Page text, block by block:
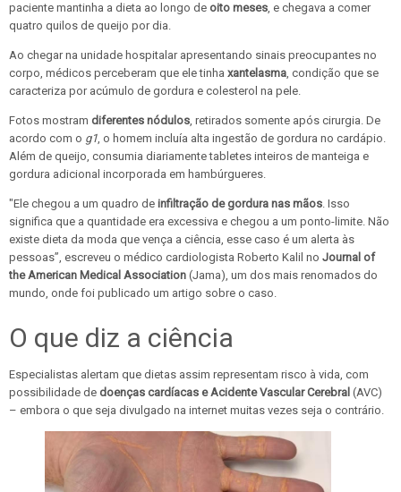
paciente mantinha a dieta ao longo de oito meses , e chegava a comer
quatro quilos de queijo por dia.
Ao chegar na unidade hospitalar apresentando sinais preocupantes no
corpo, médicos perceberam que ele tinha xantelasma , condição que se
caracteriza por acúmulo de gordura e colesterol na pele.
Fotos mostram diferentes nódulos , retirados somente após cirurgia. De
acordo com o g1 , o homem incluía alta ingestão de gordura no cardápio.
Além de queijo, consumia diariamente tabletes inteiros de manteiga e
gordura adicional incorporada em hambúrgueres.
"Ele chegou a um quadro de infiltração de gordura nas mãos . Isso
significa que a quantidade era excessiva e chegou a um ponto-limite. Não
existe dieta da moda que vença a ciência, esse caso é um alerta às
pessoas”, escreveu o médico cardiologista Roberto Kalil no Journal of
the American Medical Association (Jama), um dos mais renomados do
mundo, onde foi publicado um artigo sobre o caso.
O que diz a ciência
Especialistas alertam que dietas assim representam risco à vida, com
possibilidade de doenças cardíacas e Acidente Vascular Cerebral (AVC)
– embora o que seja divulgado na internet muitas vezes seja o contrário.